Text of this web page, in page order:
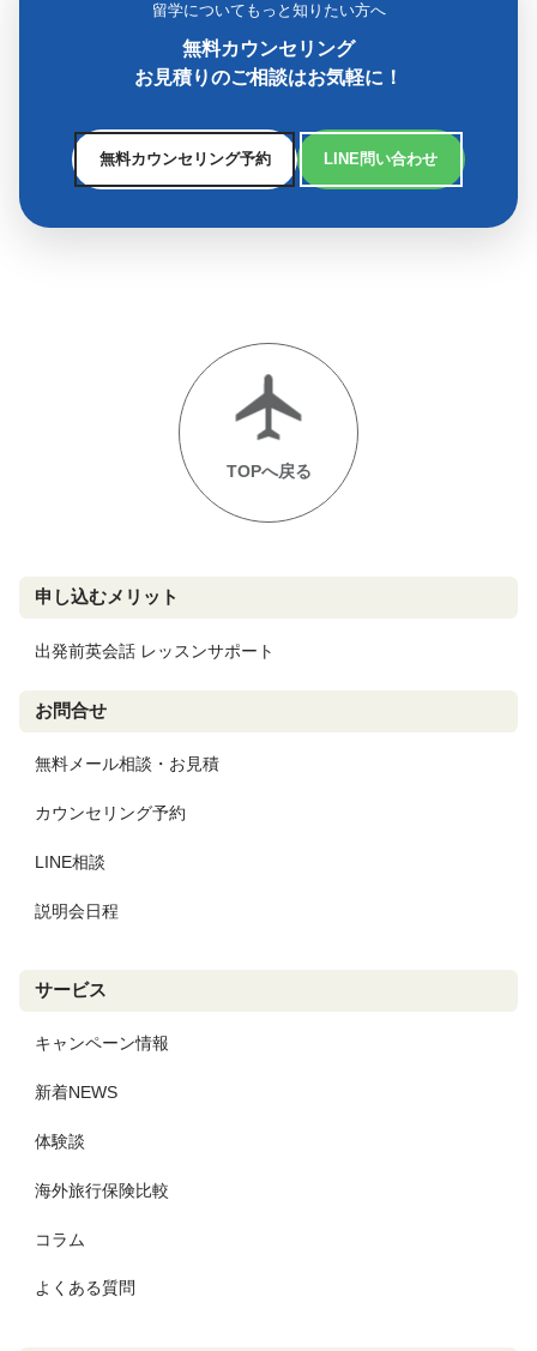
留学についてもっと知りたい方へ
無料カウンセリング
お見積りのご相談はお気軽に！
無料カウンセリング予約 LINE問い合わせ
TOPへ戻る
申し込むメリット
出発前英会話 レッスンサポート
お問合せ
無料メール相談・お見積
カウンセリング予約
LINE相談
説明会日程
サービス
キャンペーン情報
新着NEWS
体験談
海外旅行保険比較
コラム
よくある質問